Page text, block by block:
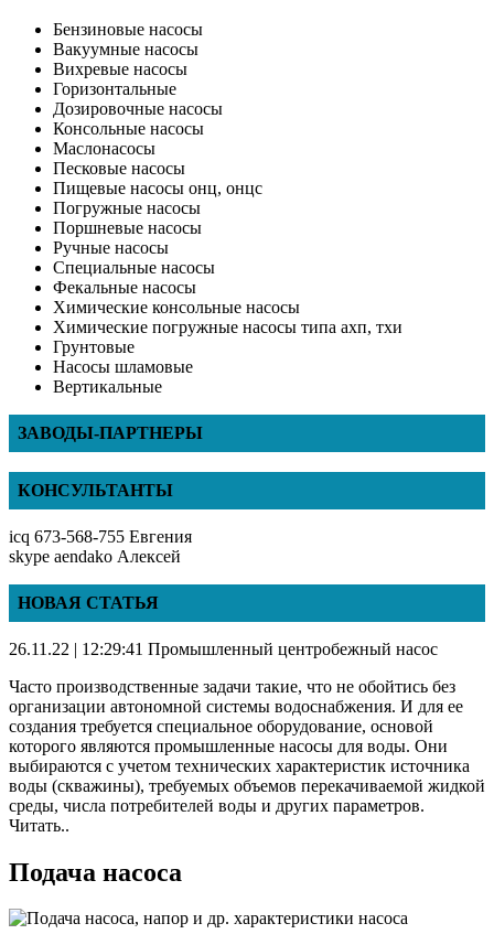
Бензиновые насосы
Вакуумные насосы
Вихревые насосы
Горизонтальные
Дозировочные насосы
Консольные насосы
Маслонасосы
Песковые насосы
Пищевые насосы онц, онцс
Погружные насосы
Поршневые насосы
Ручные насосы
Специальные насосы
Фекальные насосы
Химические консольные насосы
Химические погружные насосы типа ахп, тхи
Грунтовые
Насосы шламовые
Вертикальные
ЗАВОДЫ-ПАРТНЕРЫ
КОНСУЛЬТАНТЫ
icq 673-568-755 Евгения
skype aendako Алексей
НОВАЯ СТАТЬЯ
26.11.22 | 12:29:41 Промышленный центробежный насос
Часто производственные задачи такие, что не обойтись без
организации автономной системы водоснабжения. И для ее
создания требуется специальное оборудование, основой
которого являются промышленные насосы для воды. Они
выбираются с учетом технических характеристик источника
воды (скважины), требуемых объемов перекачиваемой жидкой
среды, числа потребителей воды и других параметров.
Читать..
Подача насоса